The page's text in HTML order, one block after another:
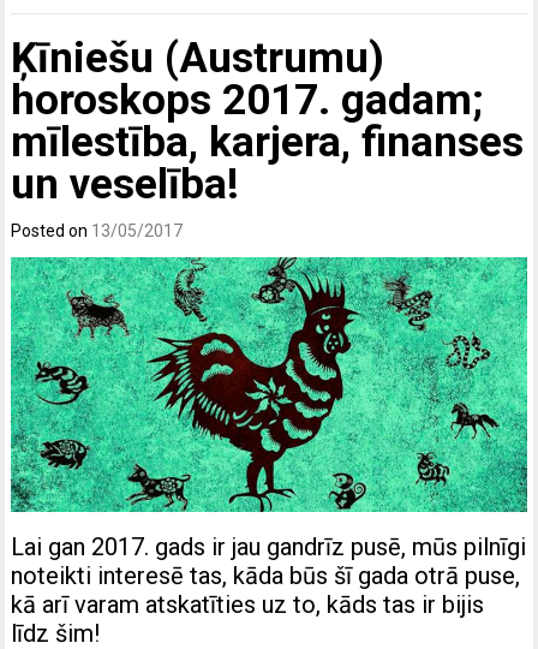
Ķīniešu (Austrumu)
horoskops 2017. gadam;
mīlestība, karjera, finanses
un veselība!
Posted on 13/05/2017
Lai gan 2017. gads ir jau gandrīz pusē, mūs pilnīgi
noteikti interesē tas, kāda būs šī gada otrā puse,
kā arī varam atskatīties uz to, kāds tas ir bijis
līdz šim!